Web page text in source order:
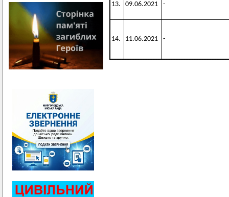
13. 09.06.2021 -
14. 11.06.2021 -